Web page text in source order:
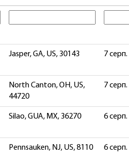
Jasper, GA, US, 30143 7 серп.
North Canton, OH, US,
44720
7 серп.
Silao, GUA, MX, 36270 6 серп.
Pennsauken, NJ, US, 8110 6 серп.